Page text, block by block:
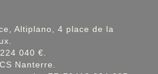
Altiplano, 4 place de la
040 €.
Nanterre.